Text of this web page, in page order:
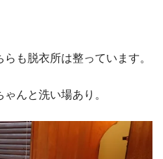
も脱衣所は整っています。
んと洗い場あり。